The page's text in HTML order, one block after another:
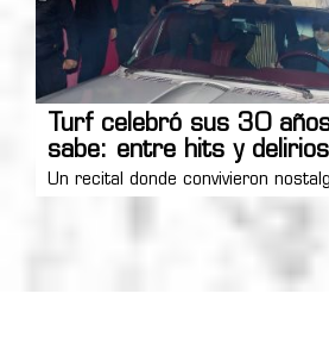
Turf celebró sus 30
sabe: entre hits y delirios
Un recital donde convivieron